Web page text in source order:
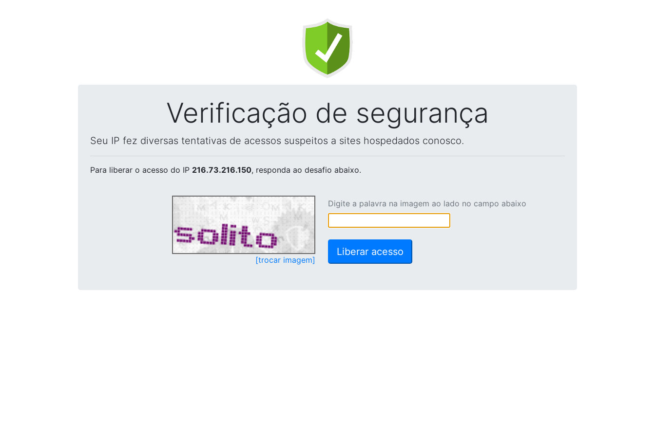
Verificação de segurança
Seu IP fez diversas tentativas de acessos suspeitos a sites hospedados conosco.
Para liberar o acesso do IP 216.73.216.150, responda ao desafio abaixo.
[trocar imagem]
Digite a palavra na imagem ao lado no campo abaixo